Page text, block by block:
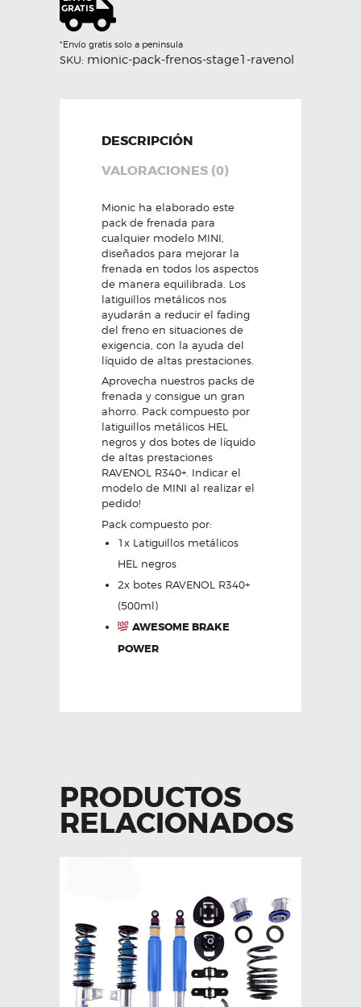
freno
Ravenol
R340+
-
*Envío gratis solo a peninsula
SKU: mionic-pack-frenos-stage1-ravenol
DESCRIPCIÓN
VALORACIONES (0)
Mionic ha elaborado este
pack de frenada para
cualquier modelo MINI,
diseñados para mejorar la
frenada en todos los aspectos
de manera equilibrada. Los
latiguillos metálicos nos
ayudarán a reducir el fading
del freno en situaciones de
exigencia, con la ayuda del
líquido de altas prestaciones.
Aprovecha nuestros packs de
frenada y consigue un gran
ahorro. Pack compuesto por
latiguillos metálicos HEL
negros y dos botes de líquido
de altas prestaciones
RAVENOL R340+. Indicar el
modelo de MINI al realizar el
pedido!
Pack compuesto por:
1x Latiguillos metálicos
HEL negros
2x botes RAVENOL R340+
(500ml)
AWESOME BRAKE
POWER
PRODUCTOS
RELACIONADOS